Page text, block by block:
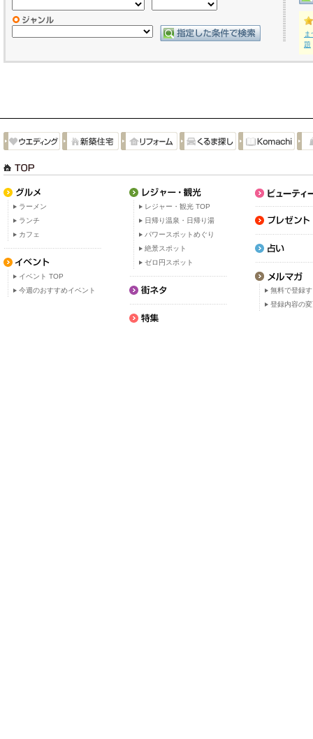
ま
題
ラーメン
ランチ
カフェ
イベント TOP
今週のおすすめイベント
レジャー・観光 TOP
日帰り温泉・日帰り湯
パワースポットめぐり
絶景スポット
ゼロ円スポット
無料で登録
登録内容の